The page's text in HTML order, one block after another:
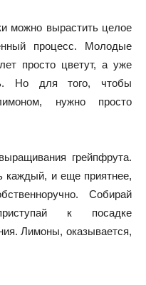
можно вырастить целое
процесс. Молодые
просто цветут, а уже
Но для того, чтобы
нужно просто
грейпфрута.
каждый, и еще приятнее,
Собирай
к посадке
Лимоны, оказывается,